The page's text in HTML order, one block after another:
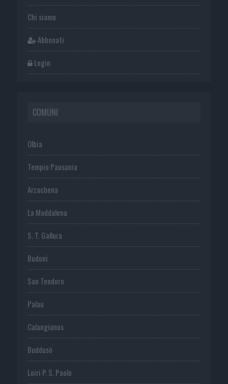
Chi siamo
Abbonati
Login
COMUNI
Olbia
Tempio Pausania
Arzachena
La Maddalena
S. T. Gallura
Budoni
San Teodoro
Palau
Calangianus
Buddusò
Loiri P. S. Paolo